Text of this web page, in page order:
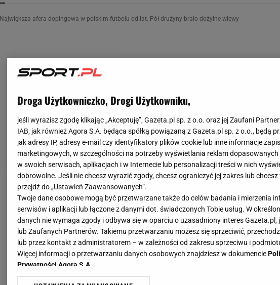
Największa afera dopingowa w polskim futbolu od lat. Pół drużyny brało dożylne wlewy
Droga Użytkowniczko, Drogi Użytkowniku,
jeśli wyrazisz zgodę klikając „Akceptuję”, Gazeta.pl sp. z o.o. oraz jej Zaufani
IAB, jak również Agora S.A. będąca spółką powiązaną z Gazeta.pl sp. z o.o., będą
jak adresy IP, adresy e-mail czy identyfikatory plików cookie lub inne informacje
marketingowych, w szczególności na potrzeby wyświetlania reklam
w swoich serwisach, aplikacjach i w Internecie lub personalizacji treści w nich
dobrowolne. Jeśli nie chcesz wyrazić zgody, chcesz ograniczyć jej zakres lub
przejdź do „Ustawień Zaawansowanych”.
Twoje dane osobowe mogą być przetwarzane także do celów badania i mierzenia
serwisów i aplikacji lub łączone z danymi dot. świadczonych Tobie usług. W
danych nie wymaga zgody i odbywa się w oparciu o uzasadniony interes Gazeta.pl,
lub Zaufanych Partnerów. Takiemu przetwarzaniu możesz się sprzeciwić,
lub przez kontakt z administratorem – w zależności od zakresu sprzeciwu i
Więcej informacji o przetwarzaniu danych osobowych znajdziesz w dokumencie
Prywatności Agora S.A.